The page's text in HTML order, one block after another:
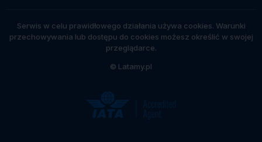
Serwis w celu prawidłowego działania używa cookies. Warunki
przechowywania lub dostępu do cookies możesz określić w swojej
przeglądarce.
© Latamy.pl